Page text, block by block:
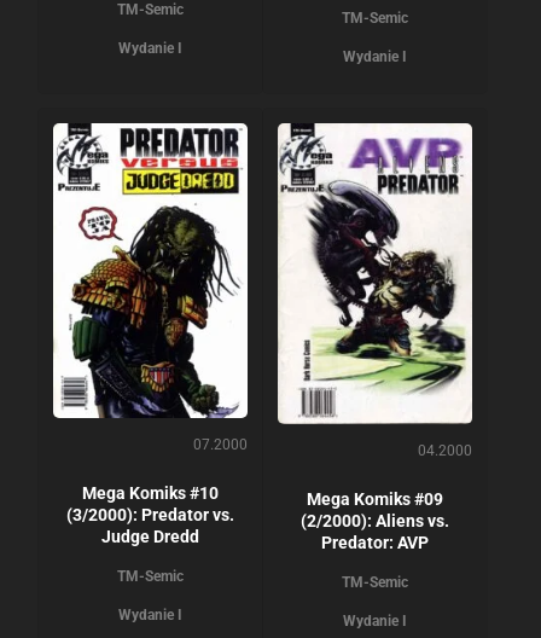
TM-Semic
Wydanie I
TM-Semic
Wydanie I
07.2000
Mega Komiks #10
(3/2000): Predator vs.
Judge Dredd
TM-Semic
Wydanie I
04.2000
Mega Komiks #09
(2/2000): Aliens vs.
Predator: AVP
TM-Semic
Wydanie I